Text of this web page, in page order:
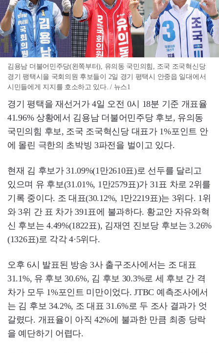
김용남 더불어민주당(왼쪽부터), 유의동 국민의힘, 조국 조국혁신당
경기 팽택시을 국회의원 후보들이 2일 경기 평택시 안중읍 일대에서
시민들에게 지지를 호소하고 있다. / 뉴스1
경기 평택을 재선거가 4일 오전 0시 18분 기준 개표율
41.96% 상황에서 김용남 더불어민주당 후보, 유의동
국민의힘 후보, 조국 조국혁신당 대표가 1%포인트 안
에 몰린 극한의 초박빙 3파전을 벌이고 있다.
현재 김 후보가 31.09%(1만2610표)로 선두를 달리고
있으며 유 후보(31.01%, 1만2579표)가 31표 차로 2위를
기록 중이다. 조 대표(30.12%, 1만2219표)는 3위다. 1위
와 3위 간 표 차가 391표에 불과하다. 황교안 자유와혁
신 후보는 4.49%(1822표), 김재연 진보당 후보는 3.26%
(1326표)로 각각 4·5위다.
오후 6시 발표된 방송 3사 출구조사에서는 조 대표
31.1%, 유 후보 30.6%, 김 후보 30.3%로 세 후보 간 격
차가 모두 1%포인트 미만이었다. JTBC 예측조사에서
는 김 후보 34.2%, 조 대표 31.6%로 두 조사 결과가 엇
갈렸다. 개표율이 아직 42%에 불과한 만큼 최종 당락
을 예단하기 어렵다.